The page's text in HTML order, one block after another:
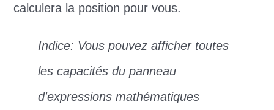
calculera la position pour vous.
Indice: Vous pouvez afficher toutes
les capacités du panneau
d'expressions mathématiques